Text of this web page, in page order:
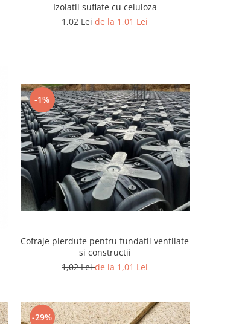
Izolatii suflate cu celuloza
1,02 Leide la 1,01 Lei
-1%
Cofraje pierdute pentru fundatii ventilate
si constructii
1,02 Leide la 1,01 Lei
-29%